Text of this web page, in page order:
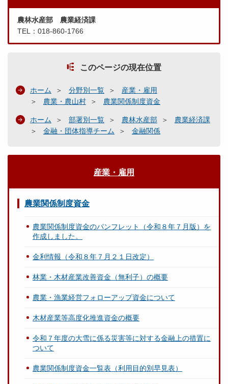
農林水産部 農業経済課
TEL：018-860-1766
このページの現在位置
ホーム 分野別一覧
産業・雇用
農業・農山村
農業関係制度資金
ホーム 部署別一覧 農林水産部
農業経済課
金融・団体指導チーム
金融関係
産業・雇用
農業関係制度資金
農業関係制度資金のパンフレット（令和８年７月版）を
作成しました。
金利情報（令和８年７月２１日改定）
林業・木材産業改善資金（無利子）の概要
農業・漁業経営フォローアップ資金について
木材産業等高度化推進資金の概要
令和７年度の大雪に係る災害等に対する金融上の措置に
ついて
農業関係制度資金一覧表（利用目的別早見表）